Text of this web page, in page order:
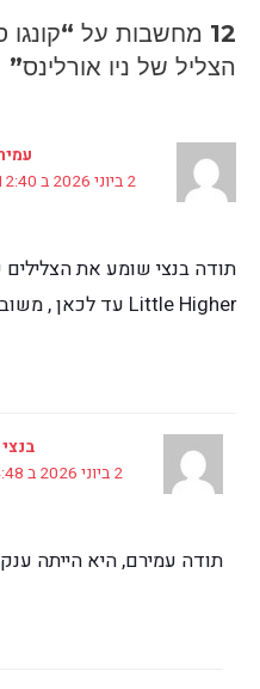
12 מחשבות על
הצליל של ניו אורלינס”
2 ביוני 2026 ב 12:40
Little Higher עד לכאן , משובח
בנצי
2 ביוני 2026 ב 14:48
תודה עמירם, היא הייתה